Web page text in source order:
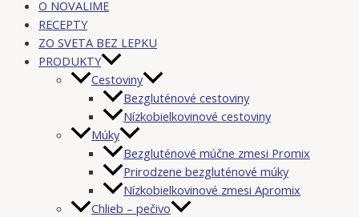
O NOVALIME
RECEPTY
ZO SVETA BEZ LEPKU
PRODUKTY
Cestoviny
Bezgluténové cestoviny
Nízkobielkovinové cestoviny
Múky
Bezgluténové múčne zmesi Promix
Prirodzene bezgluténové múky
Nízkobielkovinové zmesi Apromix
Chlieb – pečivo